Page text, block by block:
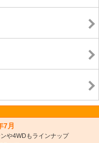
7月
や4WDもラインナップ